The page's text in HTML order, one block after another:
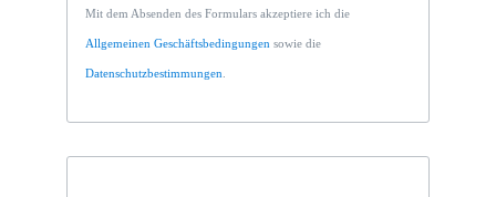
Mit dem Absenden des Formulars akzeptiere ich die
Allgemeinen Geschäftsbedingungen sowie die
Datenschutzbestimmungen